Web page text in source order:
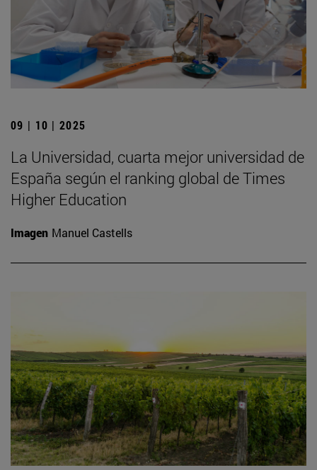
09 | 10 | 2025
La Universidad, cuarta mejor universidad de
España según el ranking global de Times
Higher Education
Imagen Manuel Castells